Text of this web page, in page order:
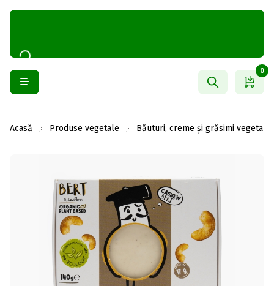
0
Acasă Produse vegetale Băuturi, creme și grăsimi vegetale